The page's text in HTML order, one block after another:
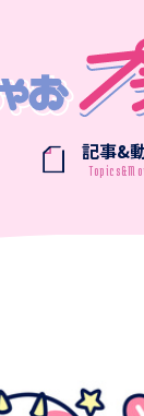
記事&